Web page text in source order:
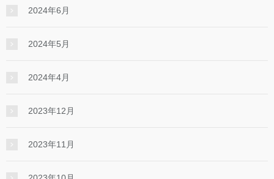
2024年6月
2024年5月
2024年4月
2023年12月
2023年11月